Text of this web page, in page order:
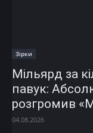
Зірки
Мільярд за
павук:
розгромив
04.08.2026